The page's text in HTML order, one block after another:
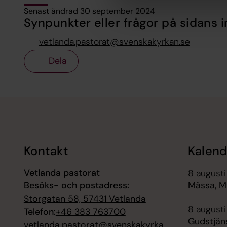
Senast ändrad 30 september 2024
Synpunkter eller frågor på sidans
vetlanda.pastorat@svenskakyrkan.se
Dela
Kontakt
Vetlanda pastorat
Besöks- och postadress:
Storgatan 58, 57431 Vetlanda
Telefon:+46 383 763700
8
Mässa,
8